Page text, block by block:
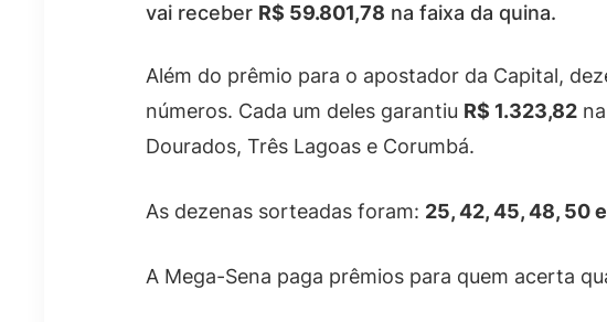
vai receber R$ 59.801,78 na faixa da quina.
Além do prêmio para o apostador da Capital,
números. Cada um deles garantiu R$ 1.323,82
Dourados, Três Lagoas e Corumbá.
As dezenas sorteadas foram: 25, 42, 45, 48, 50
A Mega-Sena paga prêmios para quem acerta